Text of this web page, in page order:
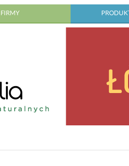
FIRMY